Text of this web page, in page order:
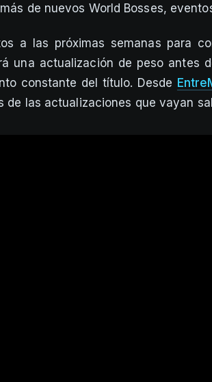
de nuevos World Bosses,
a las próximas semanas para
una actualización de peso antes
constante del título. Desde
de las actualizaciones que vayan